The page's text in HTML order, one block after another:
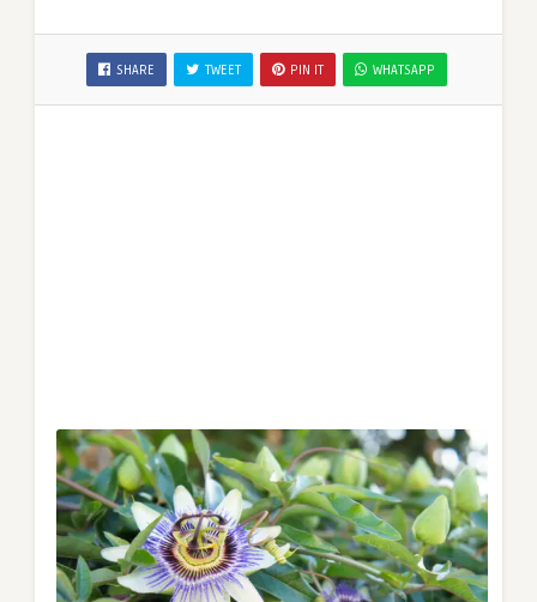
SHARE TWEET PIN IT WHATSAPP